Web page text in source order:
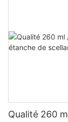
Qualité 260